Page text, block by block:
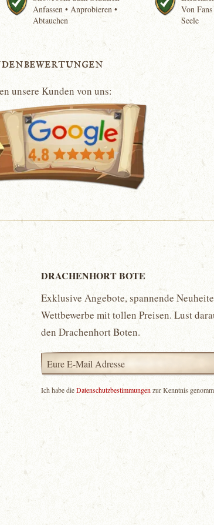
Anfassen • Anprobieren •
Abtauchen
Von
Seele
unsere Kunden von uns:
DRACHENHORT BOTE
Exklusive Angebote, spannende
Wettbewerbe mit tollen Preisen. Lust
den Drachenhort Boten.
Ich habe dieDatenschutzbestimmungen zur Kenntnis